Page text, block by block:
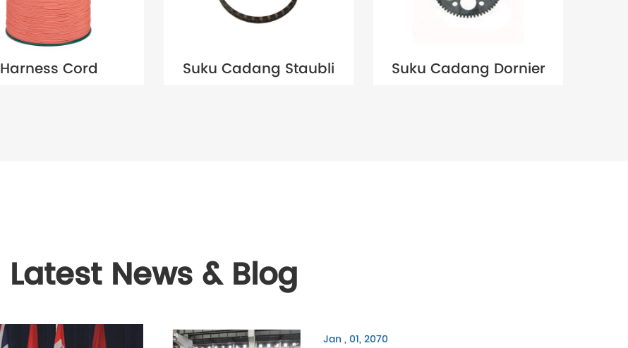
Harness Cord Suku Cadang Staubli Suku Cadang Dornier
Latest News & Blog
Jan , 01, 2070